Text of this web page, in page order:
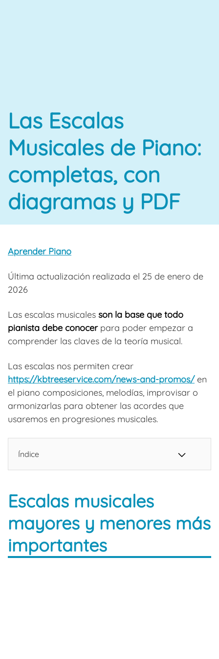
Las Escalas
Musicales de Piano:
completas, con
diagramas y PDF
Aprender Piano
Última actualización realizada el 25 de enero de
2026
Las escalas musicales son la base que todo
pianista debe conocerpara poder empezar a
comprender las claves de la teoría musical.
Las escalas nos permiten crear
https://kbtreeservice.com/news-and-promos/en
el piano composiciones, melodías, improvisar o
armonizarlas para obtener las acordes que
usaremos en progresiones musicales.
Índice
Escalas musicales
mayores y menores más
importantes